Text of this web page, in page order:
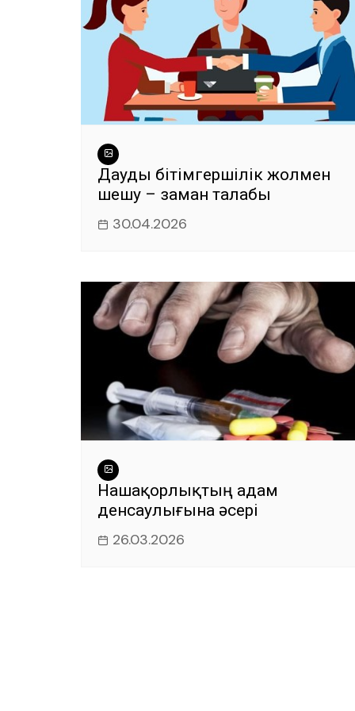
Дауды бітімгершілік жолмен
шешу – заман талабы
30.04.2026
Нашақорлықтың адам
денсаулығына әсері
26.03.2026